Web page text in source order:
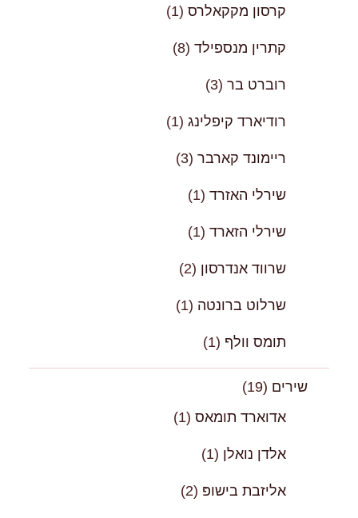
קרסון מקקאלרס (1)
קתרין מנספילד (8)
רוברט בר (3)
רודיארד קיפלינג (1)
ריימונד קארבר (3)
שירלי האזרד (1)
שירלי הזארד (1)
שרווד אנדרסון (2)
שרלוט ברונטה (1)
תומס וולף (1)
שירים (19)
אדוארד תומאס (1)
אלדן נואלן (1)
אליזבת בישופּ (2)